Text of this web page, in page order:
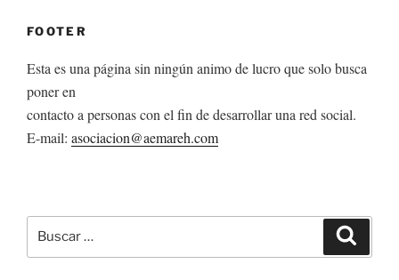
FOOTER
Esta es una página sin ningún animo de lucro que solo busca
poner en
contacto a personas con el fin de desarrollar una red social.
E-mail: asociacion@aemareh.com
por: